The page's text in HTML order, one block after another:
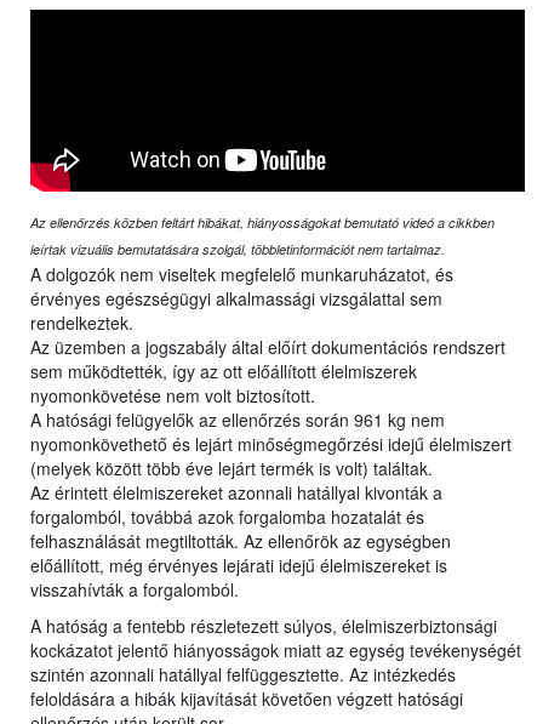
Az ellenőrzés közben feltárt hibákat, hiányosságokat bemutató videó a cikkben
leírtak vizuális bemutatására szolgál, többletinformációt nem tartalmaz.
A dolgozók nem viseltek megfelelő munkaruházatot, és
érvényes egészségügyi alkalmassági vizsgálattal sem
rendelkeztek.
Az üzemben a jogszabály által előírt dokumentációs rendszert
sem működtették, így az ott előállított élelmiszerek
nyomonkövetése nem volt biztosított.
A hatósági felügyelők az ellenőrzés során 961 kg nem
nyomonkövethető és lejárt minőségmegőrzési idejű élelmiszert
(melyek között több éve lejárt termék is volt) találtak.
Az érintett élelmiszereket azonnali hatállyal kivonták a
forgalomból, továbbá azok forgalomba hozatalát és
felhasználását megtiltották. Az ellenőrök az egységben
előállított, még érvényes lejárati idejű élelmiszereket is
visszahívták a forgalomból.
A hatóság a fentebb részletezett súlyos, élelmiszerbiztonsági
kockázatot jelentő hiányosságok miatt az egység tevékenységét
szintén azonnali hatállyal felfüggesztette. Az intézkedés
feloldására a hibák kijavítását követően végzett hatósági